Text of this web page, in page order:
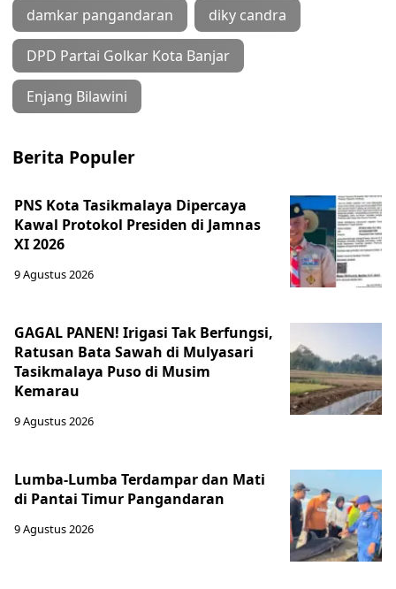
damkar pangandaran diky candra
DPD Partai Golkar Kota Banjar
Enjang Bilawini
Berita Populer
PNS Kota Tasikmalaya Dipercaya
Kawal Protokol Presiden di Jamnas
XI 2026
9 Agustus 2026
GAGAL PANEN! Irigasi Tak Berfungsi,
Ratusan Bata Sawah di Mulyasari
Tasikmalaya Puso di Musim
Kemarau
9 Agustus 2026
Lumba-Lumba Terdampar dan Mati
di Pantai Timur Pangandaran
9 Agustus 2026